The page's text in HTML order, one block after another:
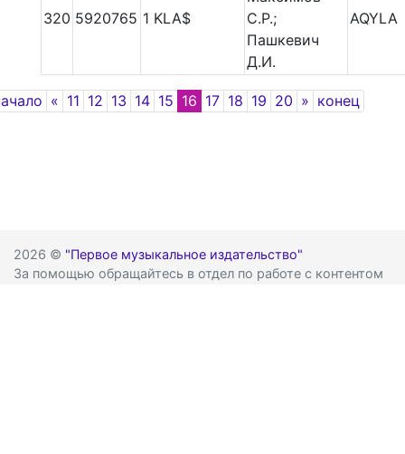
320 5920765 1 KLA$
С.Р.;
Пашкевич
Д.И.
AQYLA
« Previous
11 12 13 14 15 16 17 18 19 20 » Next
конец
2026 © "Первое музыкальное издательство"
За помощью обращайтесь в отдел по работе с контентом